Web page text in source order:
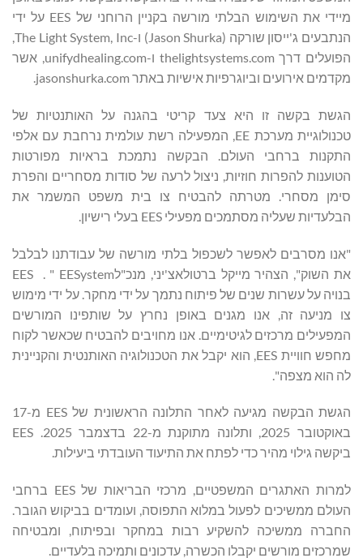
מיידי את השימוש הבלתי מורשה בקניין הרוחני של EES על ידי
הנתבעים ג'ייסון שורקה (Jason Shurka) ו-The Light System, Inc,
הפועלים דרך thelightsystems.com ו-unifydhealing.com, אשר
מקדמים אירועים וביוגרפיות אישיות באתר jasonshurka.com.
הגשת בקשה זו היא צעד קריטי בהגנה על האותנטיות של
טכנולוגיית מערכת EE, המפעילה רשת עולמית נרחבת עם אלפי
התקנות ברחבי העולם. הבקשה נתמכת בראיות מפורטות
הטוענות להפרות חוזיות, ניצול לרעה של סודות מסחריים והפרת
סימן מסחרי. מטרתה להבטיח צו בית משפט המשמר את
הבלעדיות שעליה מסתמכים מפעילי EES בעלי רישיון.
"אנו מסרבים לאפשר לשכפול בלתי מורשה של עבודתנו לבלבל
את השוק", הצהיר מייקל ברטולאצ'יני, מנכ"לEES . " EESystem
בנויה על עשרות שנים של פיתוח נתמך על ידי מחקר. על ידי מימוש
צו מניעה זה, אנו מגנים באופן נחרץ על שותפינו המורשים
המפעילים מרכזים לגיטימיים. אנו מחויבים להבטיח שכאשר לקוח
מחפש חוויית EES, הוא יקבל את הטכנולוגיה האותנטית והקניינית
לה הוא מצפה".
הגשת הבקשה מגיעה לאחר התלונה הראשונית של EES מ-17
באוקטובר 2025, ותלונה מתוקנת מ-22 בדצמבר 2025. EES
ביקשה גילוי מהיר כדי לפתח את התיעוד העובדתי ביעילות.
למרות האתגרים המשפטיים, מרכזי הבריאות של EES ברחבי
העולם ממשיכים לפעול במלוא התפוסה, ועומדים בביקוש הגובר.
החברה ממשיכה להשקיע רבות במחקר ובפיתוח, ומבטיחה
שמרכזים מורשים יקבלו הכשרה, עדכונים ותמיכה בלעדיים.